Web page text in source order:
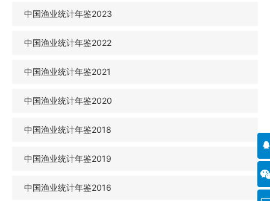
中国渔业统计年鉴2023
中国渔业统计年鉴2022
中国渔业统计年鉴2021
中国渔业统计年鉴2020
中国渔业统计年鉴2018
中国渔业统计年鉴2019
中国渔业统计年鉴2016